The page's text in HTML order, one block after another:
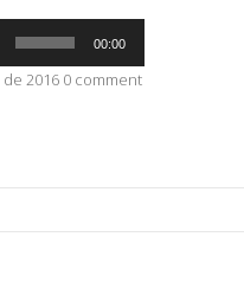
00:00
2016 0 comment